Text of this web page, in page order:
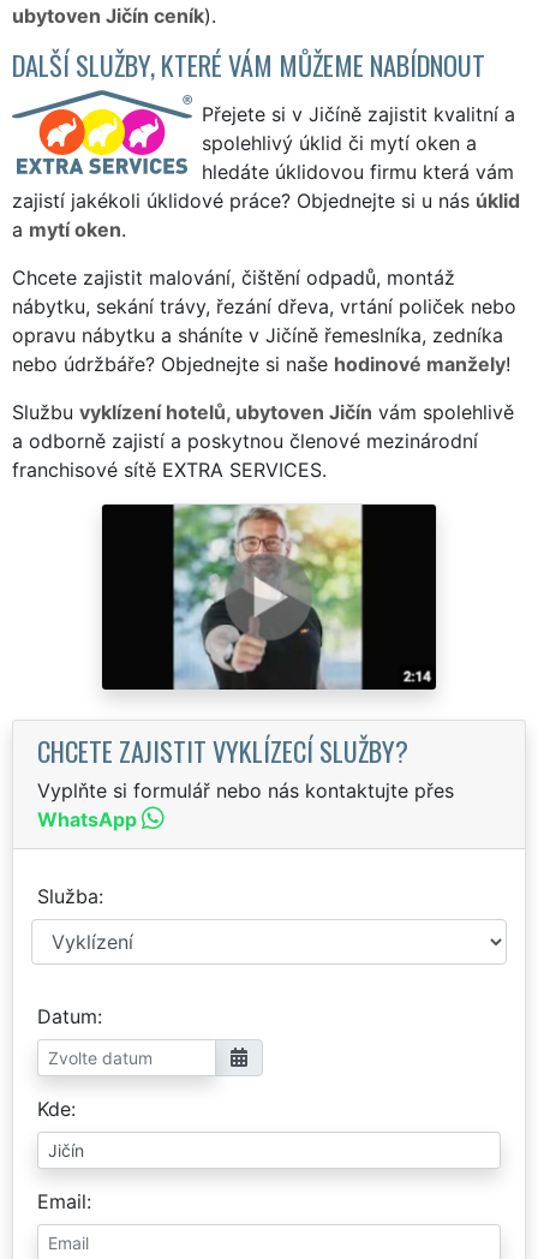
ubytoven Jičín ceník).
DALŠÍ SLUŽBY, KTERÉ VÁM MŮŽEME NABÍDNOUT
Přejete si v Jičíně zajistit kvalitní a
spolehlivý úklid či mytí oken a
hledáte úklidovou firmu která vám
zajistí jakékoli úklidové práce? Objednejte si u nás úklid
a mytí oken.
Chcete zajistit malování, čištění odpadů, montáž
nábytku, sekání trávy, řezání dřeva, vrtání poliček nebo
opravu nábytku a sháníte v Jičíně řemeslníka, zedníka
nebo údržbáře? Objednejte si naše hodinové manžely!
Službu vyklízení hotelů, ubytoven Jičín vám spolehlivě
a odborně zajistí a poskytnou členové mezinárodní
franchisové sítě EXTRA SERVICES.
CHCETE ZAJISTIT VYKLÍZECÍ SLUŽBY?
Vyplňte si formulář nebo nás kontaktujte přes
WhatsApp
Služba
Datum
Kde
Email